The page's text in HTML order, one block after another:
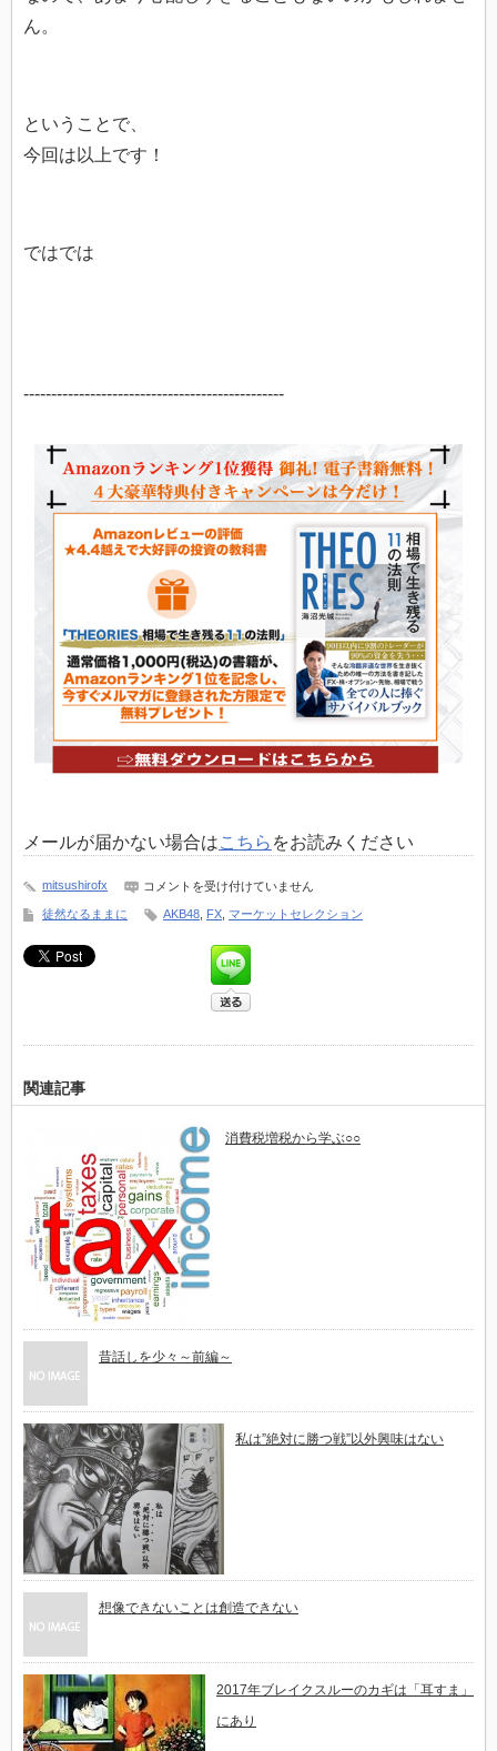
ん。
ということで、
今回は以上です！
ではでは
-----------------------------------------------
メールが届かない場合はこちら をお読みください
mitsushirofx
AKB48
ト
コメントを受け付けていません
徒然なるままに AKB48 FX マーケットセレクション
関連記事
消費税増税から学ぶ○○
昔話しを少々～前編～
私は​”絶対に勝つ戦”以外​興味はない
想像できないことは創造できない
2017年ブレイクスルーのカギは「耳すま」
にあり